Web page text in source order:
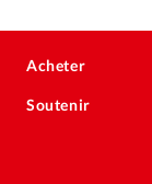
Acheter
Soutenir